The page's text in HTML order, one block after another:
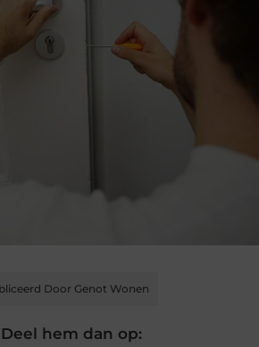
Door Genot Wonen
hem dan op: